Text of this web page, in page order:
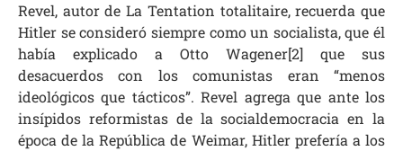
Revel, autor de La Tentation totalitaire, recuerda que
Hitler se consideró siempre como un socialista, que él
había explicado a Otto Wagener[2] que sus
desacuerdos con los comunistas eran “menos
ideológicos que tácticos”. Revel agrega que ante los
insípidos reformistas de la socialdemocracia en la
época de la República de Weimar, Hitler prefería a los